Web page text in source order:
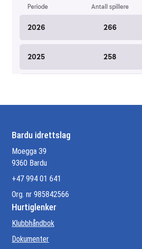
Bardu idrettslag
Moegga 39
9360 Bardu
+47 994 01 641
Org. nr 985842566
Hurtiglenker
Klubbhåndbok
Dokumenter